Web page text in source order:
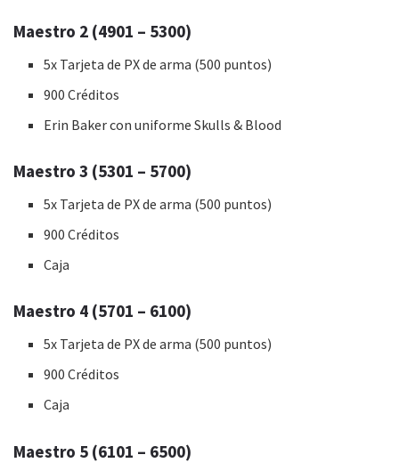
Maestro 2 (4901 – 5300)
5x Tarjeta de PX de arma (500 puntos)
900 Créditos
Erin Baker con uniforme Skulls & Blood
Maestro 3 (5301 – 5700)
5x Tarjeta de PX de arma (500 puntos)
900 Créditos
Caja
Maestro 4 (5701 – 6100)
5x Tarjeta de PX de arma (500 puntos)
900 Créditos
Caja
Maestro 5 (6101 – 6500)